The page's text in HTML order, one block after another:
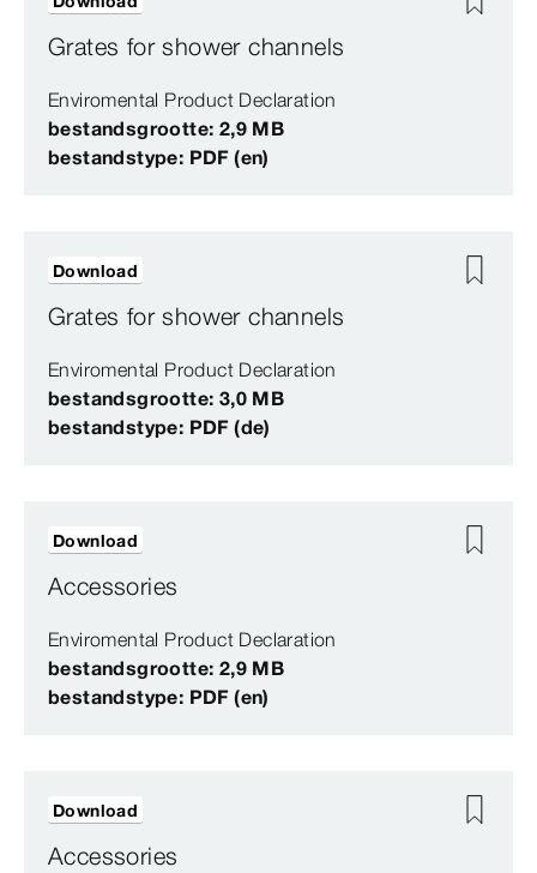
Grates for shower channels
Enviromental Product Declaration
bestandsgrootte: 2,9 MB
bestandstype: PDF (en)
Grates for shower channels
Enviromental Product Declaration
bestandsgrootte: 3,0 MB
bestandstype: PDF (de)
Download
Accessories
Enviromental Product Declaration
bestandsgrootte: 2,9 MB
bestandstype: PDF (en)
Download
Accessories
Download